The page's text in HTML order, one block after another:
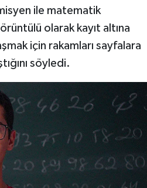
ile matematik
olarak kayıt altına
için rakamları sayfalara
söyledi.